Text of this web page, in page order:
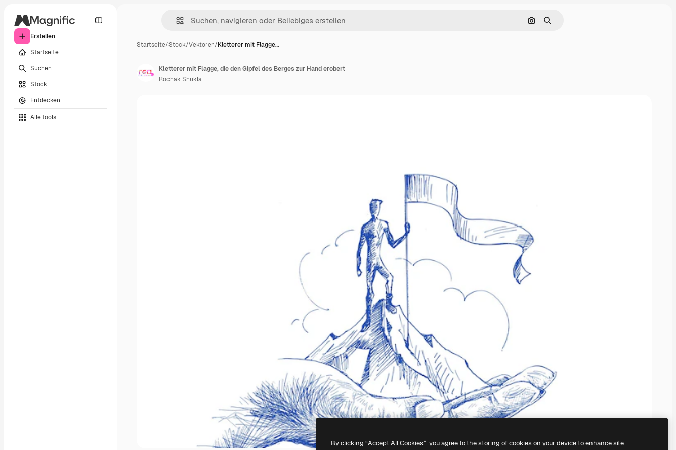
Erstellen
Startseite
Suchen
Stock
Entdecken
Alle tools
Nach Bild suchen
Suchen
Startseite/Stock/Vektoren/Kletterer mit Flagge…
Kletterer mit Flagge, die den Gipfel des Berges zur Hand erobert
Rochak Shukla
By clicking “Accept All Cookies”, you agree to the storing of cookies on your device to enhance site